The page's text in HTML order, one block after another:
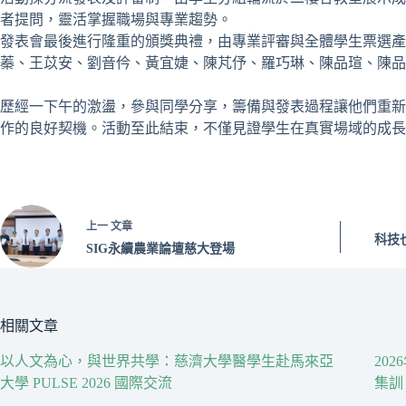
者提問，靈活掌握職場與專業趨勢。
發表會最後進行隆重的頒獎典禮，由專業評審與全體學生票選
蓁、王苡安、劉音仱、黃宜婕、陳芃伃、羅巧琳、陳品瑄、陳
歷經一下午的激盪，參與同學分享，籌備與發表過程讓他們重
作的良好契機。活動至此結束，不僅見證學生在真實場域的成
上一 文章
SIG永續農業論壇慈大登場
科技
相關文章
以人文為心，與世界共學：慈濟大學醫學生赴馬來亞
大學 PULSE 2026 國際交流
集訓